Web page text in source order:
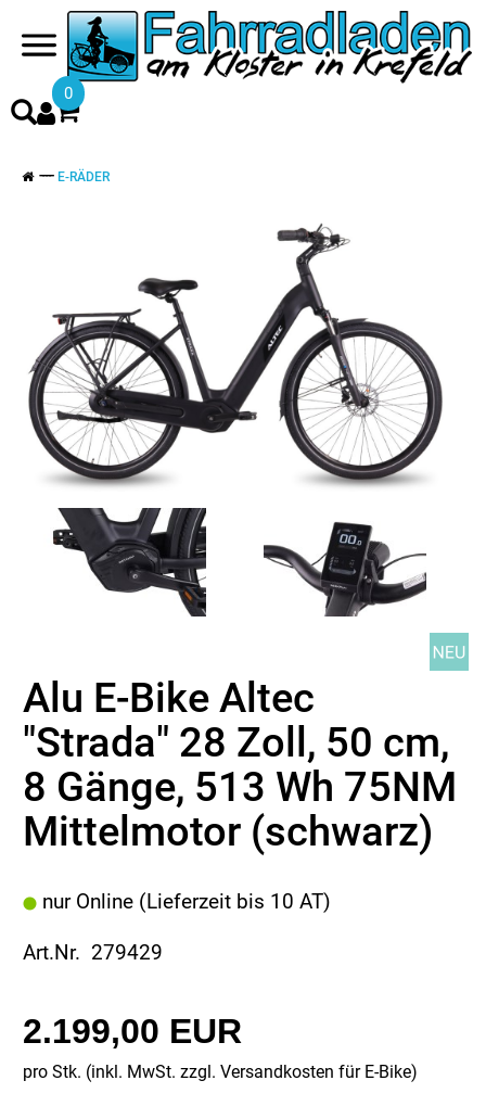
0
E-RÄDER
Alu E-Bike Altec
"Strada" 28 Zoll, 50 cm,
8 Gänge, 513 Wh 75NM
Mittelmotor (schwarz)
nur Online (Lieferzeit bis 10 AT)
Art.Nr. 279429
2.199,00 EUR
pro Stk. (inkl. MwSt. zzgl. Versandkosten für E-Bike)